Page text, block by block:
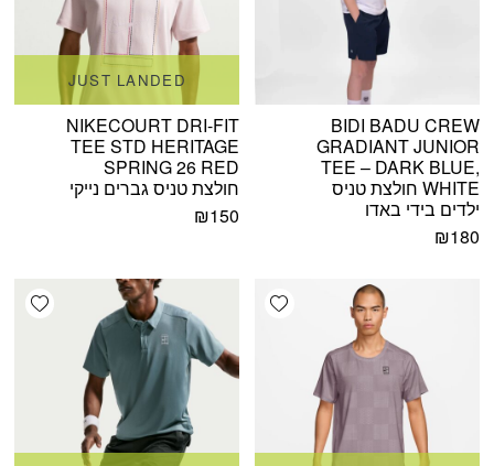
BIDI BADU CREW
GRADIANT JUNIOR
TEE – DARK BLUE,
WHITE חולצת טניס
ילדים בידי באדו
₪180
JUST LANDED
NIKECOURT DRI-FIT
TEE STD HERITAGE
SPRING 26 RED
חולצת טניס גברים נייקי
₪150
Add wishlist